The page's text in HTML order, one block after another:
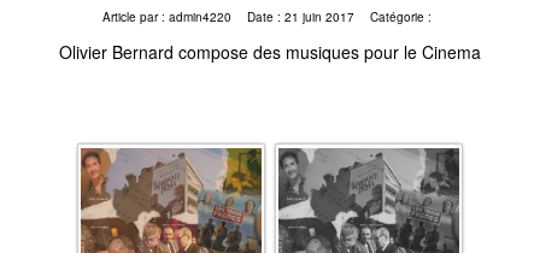
Article par : admin4220 Date : 21 juin 2017 Catégorie :
Olivier Bernard compose des musiques pour le Cinema